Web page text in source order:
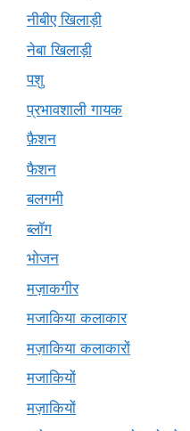
नीबीए खिलाड़ी
नेबा खिलाड़ी
पशु
प्रभावशाली गायक
फ़ैशन
फैशन
बलगमी
ब्लॉग
भोजन
मज़ाकगीर
मजाकिया कलाकार
मज़ाकिया कलाकारों
मजाकियों
मज़ाकियों